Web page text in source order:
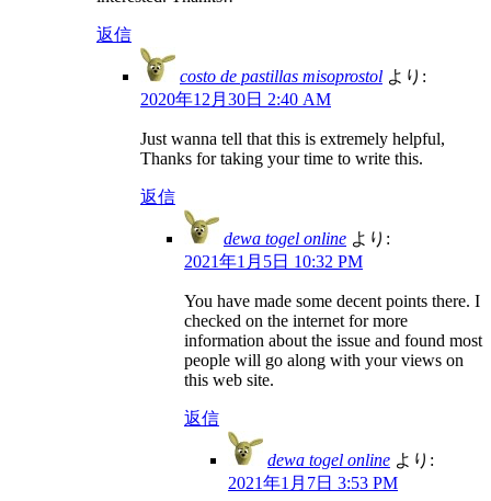
返信
costo de pastillas misoprostol より:
2020年12月30日 2:40 AM
Just wanna tell that this is extremely helpful,
Thanks for taking your time to write this.
返信
dewa togel online より:
2021年1月5日 10:32 PM
You have made some decent points there. I
checked on the internet for more
information about the issue and found most
people will go along with your views on
this web site.
返信
dewa togel online より:
2021年1月7日 3:53 PM